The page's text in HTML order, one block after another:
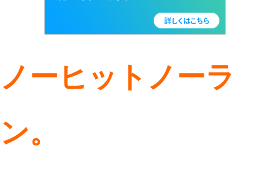
ノーヒットノーラ
ン。